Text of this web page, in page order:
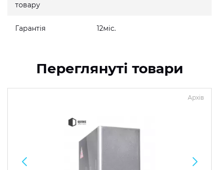
товару
Гарантія 12міс.
Переглянуті товари
Архів